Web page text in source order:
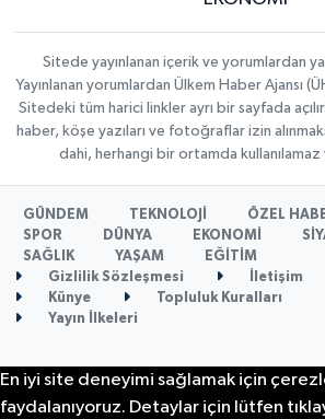
Sitede yayınlanan içerik ve yorumlardan
Yayınlanan yorumlardan Ülkem Haber Ajansı
Sitedeki tüm harici linkler ayrı bir sayfada
haber, köşe yazıları ve fotoğraflar izin
dahi, herhangi bir ortamda kullanılamaz
GÜNDEM TEKNOLOJİ
ÖZEL
SPOR
DÜNYA EKONOMİ
SAĞLIK
YAŞAM
EĞİTİM
Gizlilik Sözleşmesi
İletişim
Künye
Topluluk Kuralları
Yayın İlkeleri
En iyi site deneyimi sağlamak için
faydalanıyoruz. Detaylar için lütfen